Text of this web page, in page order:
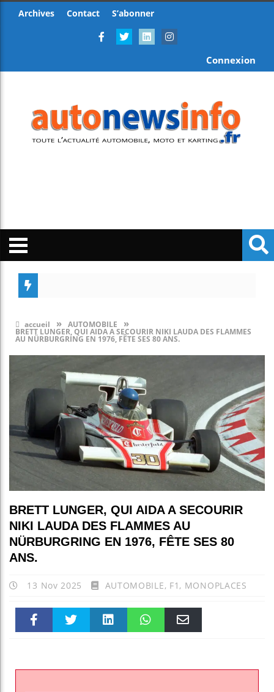
Archives Contact S’abonner
Connexion
accueil » AUTOMOBILE »
BRETT LUNGER, QUI AIDA A SECOURIR NIKI LAUDA DES FLAMMES
AU NÜRBURGRING EN 1976, FÊTE SES 80 ANS.
BRETT LUNGER, QUI AIDA A SECOURIR
NIKI LAUDA DES FLAMMES AU
NÜRBURGRING EN 1976, FÊTE SES 80
ANS.
13 Nov 2025 AUTOMOBILE, F1 , MONOPLACES
k pt